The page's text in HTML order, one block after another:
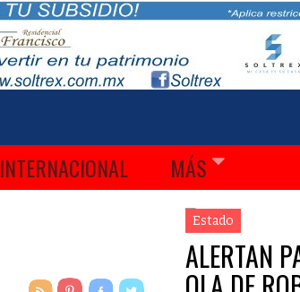
INTERNACIONAL MÁS
Estado
ALERTAN